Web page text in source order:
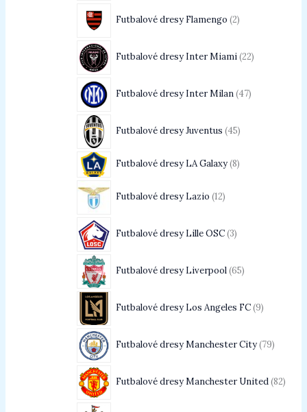
Futbalové dresy Flamengo 2
Futbalové dresy Inter Miami 22
Futbalové dresy Inter Milan 47
Futbalové dresy Juventus 45
Futbalové dresy LA Galaxy 8
Futbalové dresy Lazio 12
Futbalové dresy Lille OSC 3
Futbalové dresy Liverpool 65
Futbalové dresy Los Angeles FC 9
Futbalové dresy Manchester City 79
Futbalové dresy Manchester United 82